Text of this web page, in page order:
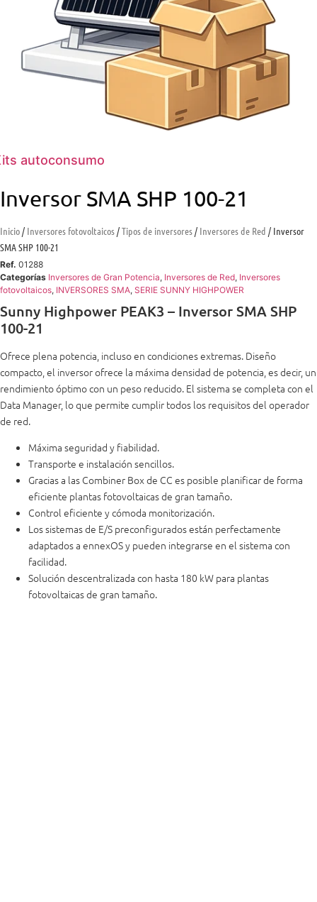
autoconsumo
Inversor SMA SHP 100-21
Inicio/ Inversores fotovoltaicos/Tipos de inversores/ Inversores de Red / Inversor
SMA SHP 100-21
Ref. 01288
Categorías Inversores de Gran Potencia, Inversores de Red, Inversores
fotovoltaicos, INVERSORES SMA, SERIE SUNNY HIGHPOWER
Sunny Highpower PEAK3 – Inversor SMA SHP
100-21
Ofrece plena potencia, incluso en condiciones extremas. Diseño
compacto, el inversor ofrece la máxima densidad de potencia, es decir, un
rendimiento óptimo con un peso reducido. El sistema se completa con el
Data Manager, lo que permite cumplir todos los requisitos del operador
de red.
Máxima seguridad y fiabilidad.
Transporte e instalación sencillos.
Gracias a las Combiner Box de CC es posible planificar de forma
eficiente plantas fotovoltaicas de gran tamaño.
Control eficiente y cómoda monitorización.
Los sistemas de E/S preconfigurados están perfectamente
adaptados a ennexOS y pueden integrarse en el sistema con
facilidad.
Solución descentralizada con hasta 180 kW para plantas
fotovoltaicas de gran tamaño.